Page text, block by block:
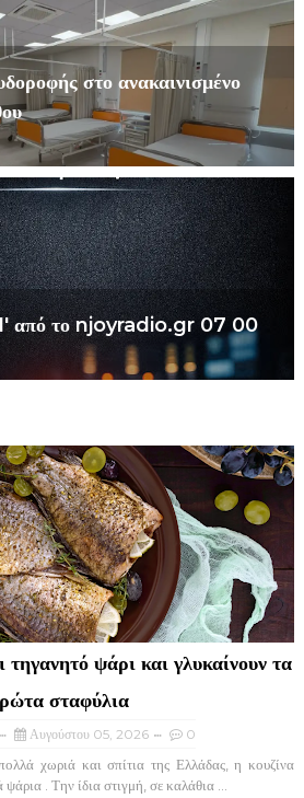
στο ανακαινισμένο
1' από το njoyradio.gr 07 00
ψάρι και γλυκαίνουν τα
σταφύλια
Αυγούστου 05, 2026 0
χωριά και σπίτια της Ελλάδας, η κουζίνα
. Την ίδια στιγμή, σε καλάθια ...